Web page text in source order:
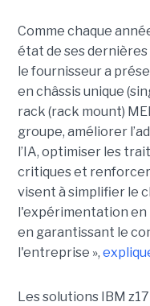
Comme chaque
état de ses
le fournisseur a
en châssis unique
rack (rack mount)
groupe, améliorer
l’IA, optimiser les
critiques et renforcer
visent à simplifier le
l'expérimentation en
en garantissant le
l'entreprise »,
Les solutions IBM